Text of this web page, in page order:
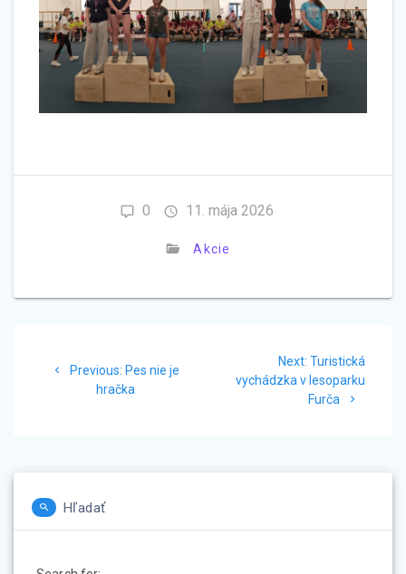
0 11. mája 2026
Akcie
Previous: Previous
post:
Pes nie je
hračka
Next: Next
post:
Turistická
vychádzka v lesoparku
Furča
Hľadať